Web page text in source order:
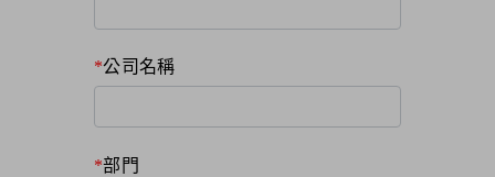
公司名稱
部門